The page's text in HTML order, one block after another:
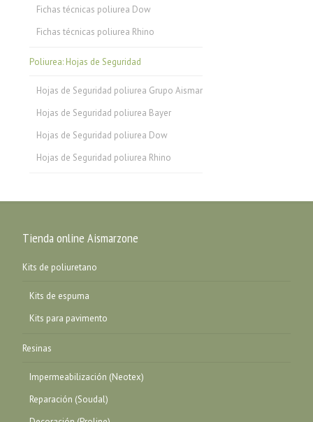
Fichas técnicas poliurea Dow
Fichas técnicas poliurea Rhino
Poliurea: Hojas de Seguridad
Hojas de Seguridad poliurea Grupo Aismar
Hojas de Seguridad poliurea Bayer
Hojas de Seguridad poliurea Dow
Hojas de Seguridad poliurea Rhino
Tienda online Aismarzone
Kits de poliuretano
Kits de espuma
Kits para pavimento
Resinas
Impermeabilización (Neotex)
Reparación (Soudal)